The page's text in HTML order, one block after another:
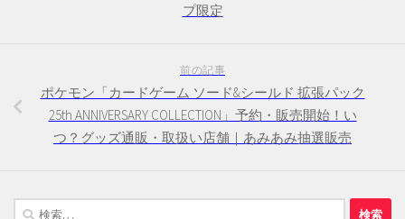
プ限定
前の記事
ポケモン「カードゲーム ソード&シールド 拡張パック
25th ANNIVERSARY COLLECTION」予約・販売開始！い
つ？グッズ通販・取扱い店舗｜あみあみ抽選販売
検